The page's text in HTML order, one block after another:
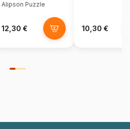
Alipson Puzzle
12,30 € 10,30 €